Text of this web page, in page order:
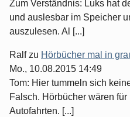
Zum Verständnis: Luks hat
und auslesbar im Speicher
auszulesen. Al [...]
Ralfzu Hörbücher mal in
Mo., 10.08.2015 14:49
Tom: Hier tummeln sich
Falsch. Hörbücher wären
Autofahrten. [...]